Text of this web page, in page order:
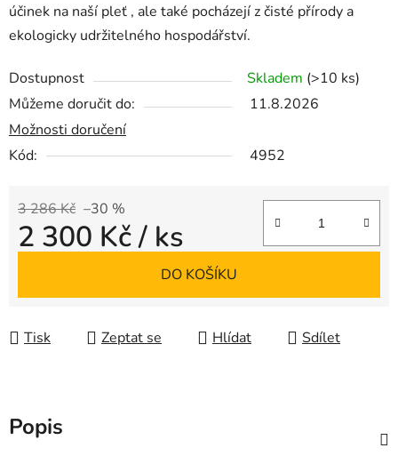
účinek na naší pleť , ale také pocházejí z čisté přírody a
ekologicky udržitelného hospodářství.
Dostupnost Skladem (>10 ks)
Můžeme doručit do:
11.8.2026
Možnosti doručení
Kód:
4952
3 286 Kč –30 %
2 300 Kč/ ks
DO KOŠÍKU
Tisk Zeptat se Hlídat Sdílet
Popis